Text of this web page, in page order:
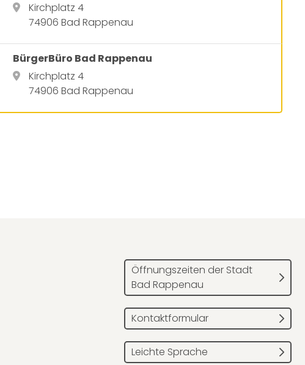
Kirchplatz 4
74906 Bad Rappenau
BürgerBüro Bad Rappenau
Kirchplatz 4
74906 Bad Rappenau
Öffnungszeiten der Stadt
Bad Rappenau
Kontaktformular
Leichte Sprache